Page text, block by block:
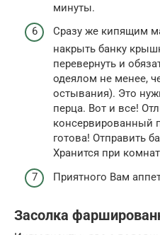
минуты.
Сразу же кипящим
накрыть банку
перевернуть и
одеялом не менее,
остывания). Это
перца. Вот и все!
консервированный
готова! Отправить
Хранится при
Приятного Вам
Засолка